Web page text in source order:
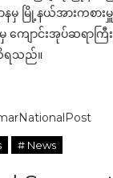
မှ မြို့နယ်အားကစားမှူ
ကျောင်းအုပ်ဆရာကြီး
ရသည်။
# News